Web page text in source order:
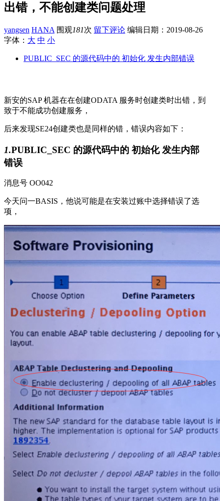
出错，不能创建类问题处理
yangsen HANA 围观181次 留下评论 编辑日期： 2019-08-26
字体： 大 中 小
PUBLIC_SEC 的源代码中的 初始化 发生内部错误
新安的SAP 机器在在创建ODATA 服务时创建类时出错，到
致于不能成功创建服务，
后来发现SE24创建类也是同样的错，错误内容如下：
1.PUBLIC_SEC 的源代码中的 初始化 发生内部
错误
消息号 OO042
今天问一BASIS，他说可能是在安装过账中选择错误了选
项，